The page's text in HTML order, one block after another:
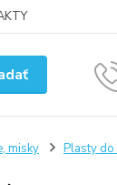
misky Plasty